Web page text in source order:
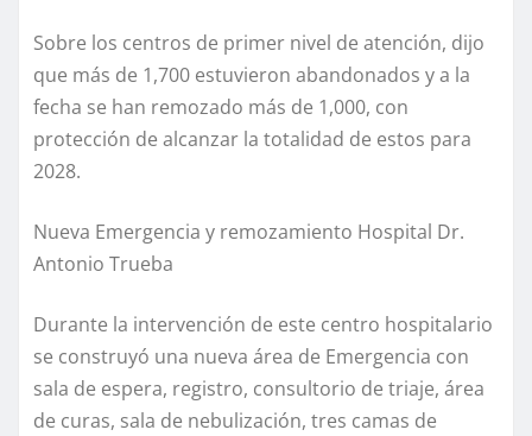
Sobre los centros de primer nivel de atención, dijo
que más de 1,700 estuvieron abandonados y a la
fecha se han remozado más de 1,000, con
protección de alcanzar la totalidad de estos para
2028.
Nueva Emergencia y remozamiento Hospital Dr.
Antonio Trueba
Durante la intervención de este centro hospitalario
se construyó una nueva área de Emergencia con
sala de espera, registro, consultorio de triaje, área
de curas, sala de nebulización, tres camas de